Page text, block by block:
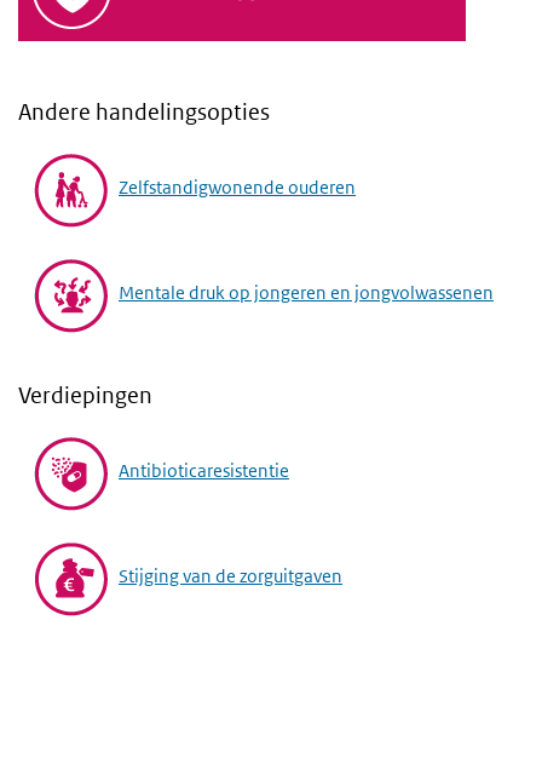
Andere handelingsopties
Zelfstandigwonende ouderen
Mentale druk op jongeren en jongvolwassenen
Verdiepingen
Antibioticaresistentie
Stijging van de zorguitgaven